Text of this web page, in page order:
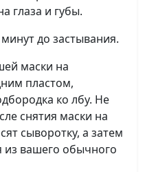
глаза и губы.
до застывания.
маски на
пластом,
ко лбу. Не
снятия маски на
сыворотку, а затем
из вашего обычного